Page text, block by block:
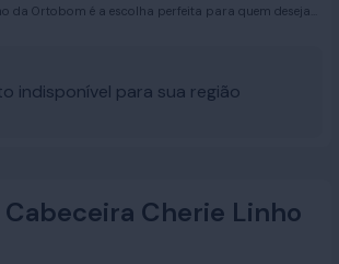
da Ortobom é a escolha perfeita para quem deseja
e conforto ao quarto. Disponível nos
criar um ambiente acolhedor e estiloso.
indisponível para sua região
Cherie Linho